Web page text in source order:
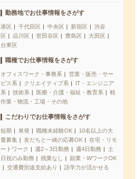
勤務地でお仕事情報をさがす
港区 千代田区 中央区 新宿区
渋谷
区
品川区 世田谷区 豊島区
大田区
台東区
職種でお仕事情報をさがす
オフィスワーク・事務系
営業・販売・サー
ビス系
クリエイティブ系
IT・エンジニア
系
技術系 医療・介護・福祉・教育系
軽
作業・物流・工場・その他
こだわりでお仕事情報をさがす
短期 単発 職種未経験OK
10名以上の大
量募集
友だちと一緒の応募OK
在宅・リモ
ートワーク
週2～3日勤務 週4日勤務
土
日祝のみ勤務
残業なし
副業・WワークOK
交通費別途支給あり
語学力が活かせる